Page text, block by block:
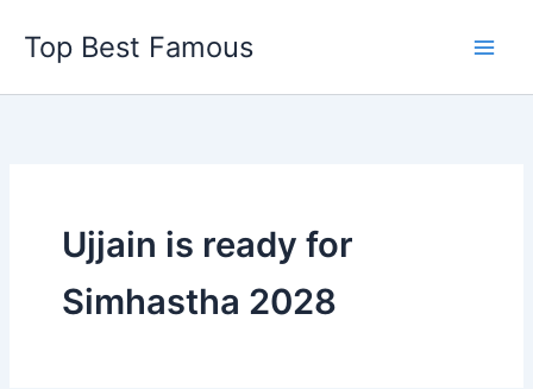
content
Top Best Famous
Ujjain is ready for
Simhastha 2028